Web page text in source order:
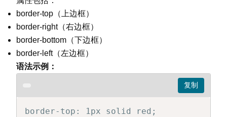
border-top（上边框）
border-right（右边框）
border-bottom（下边框）
border-left（左边框）
语法示例：
border-top: 1px solid red;